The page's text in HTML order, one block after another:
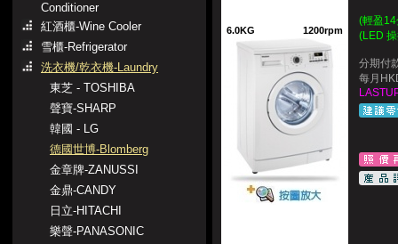
Conditioner
紅酒櫃-Wine Cooler
雪櫃-Refrigerator
洗衣機/乾衣機-Laundry
東芝 - TOSHIBA
聲寶-SHARP
韓國 - LG
德國世博-Blomberg
金章牌-ZANUSSI
金鼎-CANDY
日立-HITACHI
樂聲-PANASONIC
6.0KG 1200rpm
(輕盈
(LED
分期付
每月